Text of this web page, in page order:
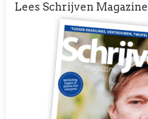
Lees Schrijven Magazine
Afbeelding